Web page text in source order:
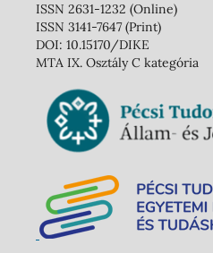
ISSN 2631-1232 (Online)
ISSN 3141-7647 (Print)
DOI: 10.15170/DIKE
MTA IX. Osztály C kategória